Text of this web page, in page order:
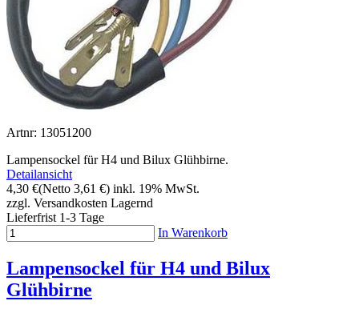
Artnr: 13051200
Lampensockel für H4 und Bilux Glühbirne.
Detailansicht
4,30 €(Netto 3,61 €) inkl. 19% MwSt.
zzgl. Versandkosten Lagernd
Lieferfrist 1-3 Tage
In Warenkorb
Lampensockel für H4 und Bilux
Glühbirne